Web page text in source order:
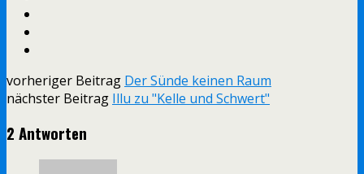
vorheriger Beitrag Der Sünde keinen Raum
nächster Beitrag Illu zu "Kelle und Schwert"
2 Antworten